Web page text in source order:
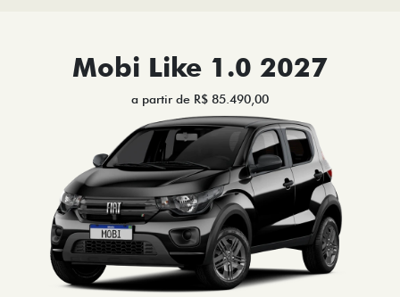
Mobi Like 1.0 2027
a partir de R$ 85.490,00